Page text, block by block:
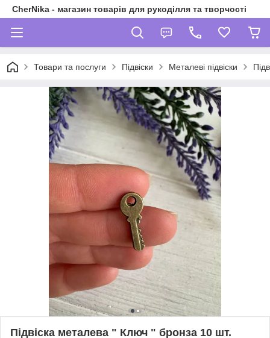
CherNika - магазин товарів для рукоділля та творчості
Товари та послуги Підвіски Металеві підвіски
Підвіска металева " Ключ " бронза 10 шт.